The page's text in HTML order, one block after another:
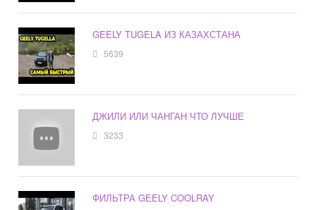
GEELY TUGELA ИЗ КАЗАХСТАНА
5639
ДЖИЛИ ИЛИ ЧАНГАН ЧТО ЛУЧШЕ
3233
ФИЛЬТРА GEELY COOLRAY